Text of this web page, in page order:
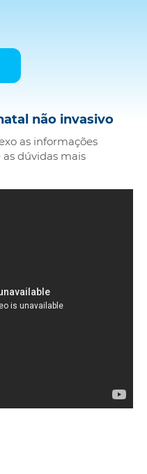
não invasivo
as informações
as dúvidas mais